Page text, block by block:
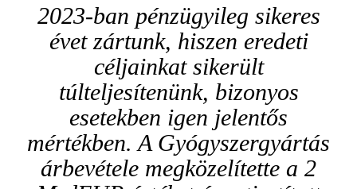
2023-ban pénzügyileg sikeres
évet zártunk, hiszen eredeti
céljainkat sikerült
túlteljesítenünk, bizonyos
esetekben igen jelentős
mértékben. A Gyógyszergyártás
árbevétele megközelítette a 2